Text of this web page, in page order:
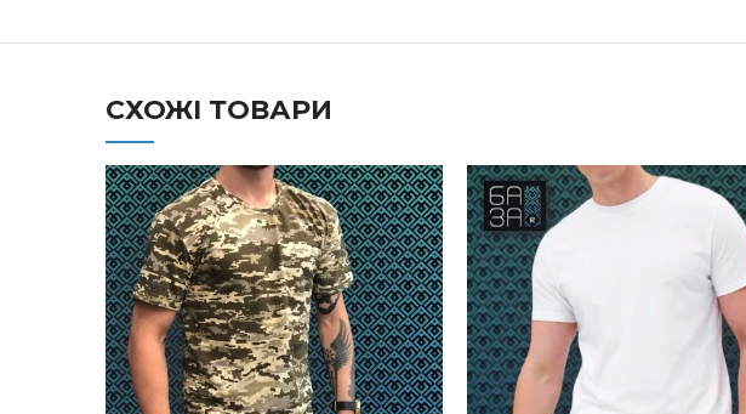
СХОЖІ ТОВАРИ